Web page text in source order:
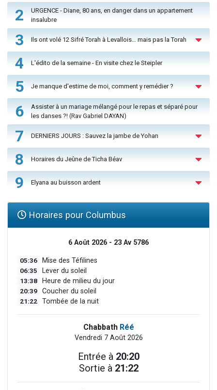
2
URGENCE - Diane, 80 ans, en danger dans un appartement
insalubre
3 Ils ont volé 12 Sifré Torah à Levallois… mais pas la Torah
4 L'édito de la semaine - En visite chez le Steipler
5 Je manque d'estime de moi, comment y remédier ?
6
Assister à un mariage mélangé pour le repas et séparé pour
les danses ?! (Rav Gabriel DAYAN)
7 DERNIERS JOURS : Sauvez la jambe de Yohan
8 Horaires du Jeûne de Ticha Béav
9 Elyana au buisson ardent
Horaires pour Columbus
6 Août 2026 - 23 Av 5786
05:36 Mise des Téfilines
06:35 Lever du soleil
13:38 Heure de milieu du jour
20:39 Coucher du soleil
21:22 Tombée de la nuit
Chabbath Réé
Vendredi 7 Août 2026
Entrée à 20:20
Sortie à 21:22